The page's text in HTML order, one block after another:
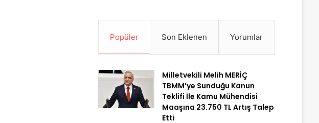
Popüler Son Eklenen Yorumlar
Milletvekili Melih MERİÇ
TBMM’ye Sunduğu Kanun
Teklifi İle Kamu Mühendisi
Maaşına 23.750 TL Artış Talep
Etti